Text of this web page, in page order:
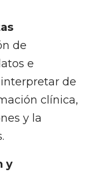
de
e
de
clínica,
y la
y